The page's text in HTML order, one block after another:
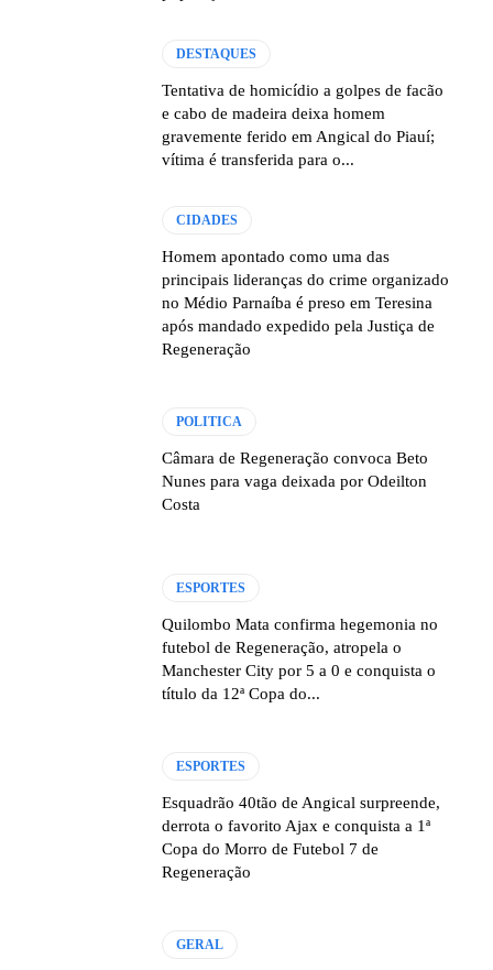
DESTAQUES
Tentativa de homicídio a golpes de facão
e cabo de madeira deixa homem
gravemente ferido em Angical do Piauí;
vítima é transferida para o...
CIDADES
Homem apontado como uma das
principais lideranças do crime organizado
no Médio Parnaíba é preso em Teresina
após mandado expedido pela Justiça de
Regeneração
POLITICA
Câmara de Regeneração convoca Beto
Nunes para vaga deixada por Odeilton
Costa
ESPORTES
Quilombo Mata confirma hegemonia no
futebol de Regeneração, atropela o
Manchester City por 5 a 0 e conquista o
título da 12ª Copa do...
ESPORTES
Esquadrão 40tão de Angical surpreende,
derrota o favorito Ajax e conquista a 1ª
Copa do Morro de Futebol 7 de
Regeneração
GERAL